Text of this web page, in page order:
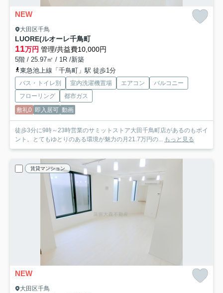
NEW
大田区千鳥
LUORE(ルオーレ千鳥町
11万円 管理/共益費10,000円
5階 / 25.97㎡ / 1R /新築
東急池上線「千鳥町」駅 徒歩1分
バス・トイレ別 室内洗濯機置場 エアコン
バルコニー
フローリング
都市ガス
敷礼0 即入居可 動画
徒歩3分に9時～23時営業のサミットストア大田千鳥町店があるのもポイ
ント。とてもゆとりのある環境が魅力の月21.7万円の...
もっと見る
賃貸マンション
NEW
大田区千鳥